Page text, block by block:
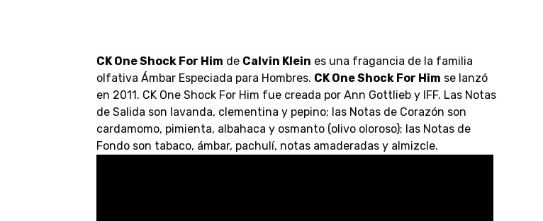
CK One Shock For Him de Calvin Klein es una fragancia de la familia
olfativa Ámbar Especiada para Hombres. CK One Shock For Him se lanzó
en 2011. CK One Shock For Him fue creada por Ann Gottlieb y IFF. Las Notas
de Salida son lavanda, clementina y pepino; las Notas de Corazón son
cardamomo, pimienta, albahaca y osmanto (olivo oloroso); las Notas de
Fondo son tabaco, ámbar, pachulí, notas amaderadas y almizcle.